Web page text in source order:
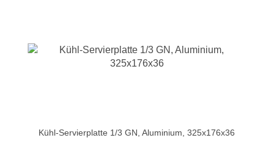
Kühl-Servierplatte 1/3 GN, Aluminium, 325x176x36